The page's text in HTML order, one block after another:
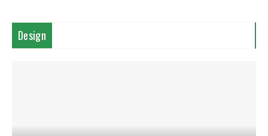
Design